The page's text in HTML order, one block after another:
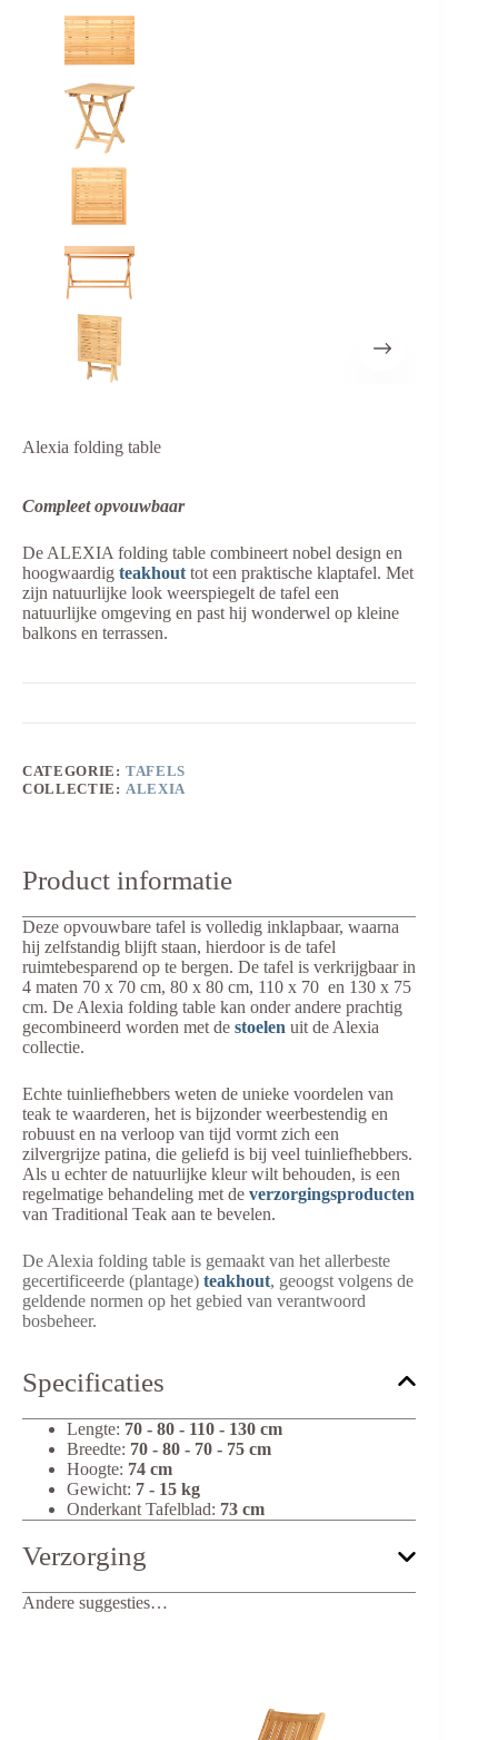
Alexia folding table
Compleet opvouwbaar
De ALEXIA folding table combineert nobel design en
hoogwaardig teakhout tot een praktische klaptafel. Met
zijn natuurlijke look weerspiegelt de tafel een
natuurlijke omgeving en past hij wonderwel op kleine
balkons en terrassen.
CATEGORIE: TAFELS
COLLECTIE: ALEXIA
Product informatie
Deze opvouwbare tafel is volledig inklapbaar, waarna
hij zelfstandig blijft staan, hierdoor is de tafel
ruimtebesparend op te bergen. De tafel is verkrijgbaar in
4 maten 70 x 70 cm, 80 x 80 cm, 110 x 70 en 130 x 75
cm. De Alexia folding table kan onder andere prachtig
gecombineerd worden met de stoelen uit de Alexia
collectie.
Echte tuinliefhebbers weten de unieke voordelen van
teak te waarderen, het is bijzonder weerbestendig en
robuust en na verloop van tijd vormt zich een
zilvergrijze patina, die geliefd is bij veel tuinliefhebbers.
Als u echter de natuurlijke kleur wilt behouden, is een
regelmatige behandeling met de verzorgingsproducten
van Traditional Teak aan te bevelen.
De Alexia folding table is gemaakt van het allerbeste
gecertificeerde (plantage) teakhout, geoogst volgens de
geldende normen op het gebied van verantwoord
bosbeheer.
Specificaties
Lengte: 70 - 80 - 110 - 130 cm
Breedte: 70 - 80 - 70 - 75 cm
Hoogte: 74 cm
Gewicht: 7 - 15 kg
Onderkant Tafelblad: 73 cm
Verzorging
Andere suggesties…